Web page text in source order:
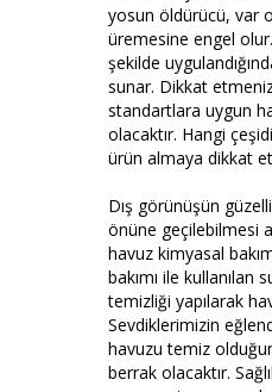
yosun öldürücü, var
üremesine engel
şekilde
sunar. Dikkat
standartlara uygun
olacaktır. Hangi
ürün almaya dikkat
Dış görünüşün
önüne geçilebilmesi
havuz kimyasal
bakımı ile kullanılan
temizliği yapılarak
Sevdiklerimizin
havuzu temiz
berrak olacaktır.